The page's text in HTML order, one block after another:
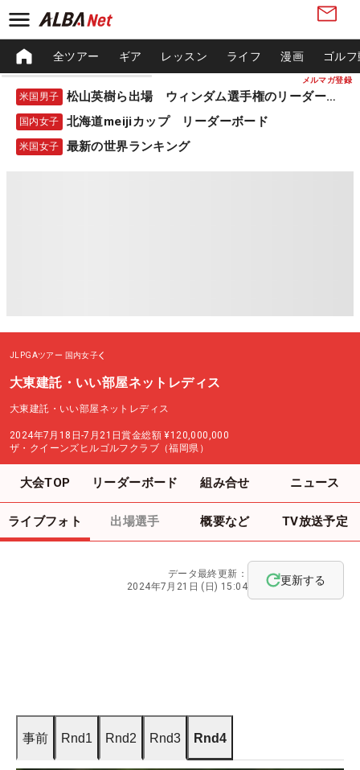
メルマガ登録
全ツアー ギア レッスン ライフ 漫画 ゴル
米国男子 松山英樹ら出場 ウィンダム選手権のリーダーボード
国内女子 北海道meijiカップ リーダーボード
米国女子 最新の世界ランキング
JLPGAツアー 国内女子
大東建託・いい部屋ネットレディス
大東建託・いい部屋ネットレディス
2024年7月18日-7月21日賞金総額 ¥120,000,000
ザ・クイーンズヒルゴルフクラブ（福岡県）
大会TOP リーダーボード 組み合せ ニュース
ライブフォト 出場選手 概要など TV放送予定
データ最終更新：
2024年7月21日 (日) 15:04
更新する
事前 Rnd1 Rnd2 Rnd3 Rnd4